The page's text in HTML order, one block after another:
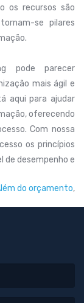
os recursos são
se pilares
pode parecer
mais ágil e
aqui para ajudar
oferecendo
Com nossa
os princípios
de desempenho e
do orçamento,